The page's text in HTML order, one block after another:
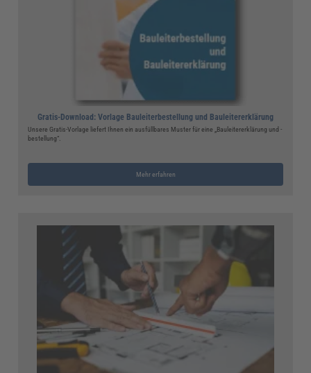
Gratis-Download: Vorlage Bauleiterbestellung und Bauleitererklärung
Unsere Gratis-Vorlage liefert Ihnen ein ausfüllbares Muster für eine „Bauleitererklärung und -
bestellung“.
Mehr erfahren